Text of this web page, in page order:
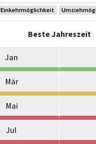
Einkehrmöglichkeit
Beste Jahreszeit
Jan
Mär
Mai
Jul